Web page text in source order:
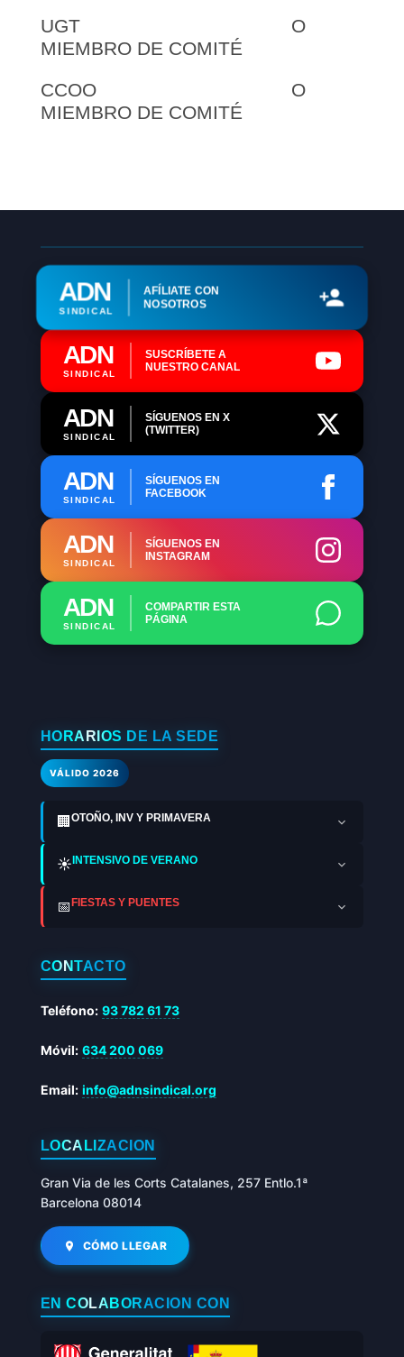
UGT O
MIEMBRO DE COMITÉ
CCOO O
MIEMBRO DE COMITÉ
ADN
SINDICAL
AFÍLIATE CON
NOSOTROS
ADN
SINDICAL
SUSCRÍBETE A
NUESTRO CANAL
ADN
SINDICAL
SÍGUENOS EN X
(TWITTER)
ADN
SINDICAL
SÍGUENOS EN
FACEBOOK
ADN
SINDICAL
SÍGUENOS EN
INSTAGRAM
ADN
SINDICAL
COMPARTIR ESTA
PÁGINA
HORARIOS DE LA SEDE
VÁLIDO 2026
🏢 OTOÑO, INV Y PRIMAVERA
☀️INTENSIVO DE VERANO
📅FIESTAS Y PUENTES
CONTACTO
Teléfono: 93 782 61 73
Móvil: 634 200 069
Email: info@adnsindical.org
LOCALIZACIÓN
Gran Via de les Corts Catalanes, 257 Entlo.1ª
Barcelona 08014
CÓMO LLEGAR
EN COLABORACIÓN CON